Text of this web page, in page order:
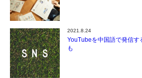
2021.8.24
YouTubeを中国語で発信
も